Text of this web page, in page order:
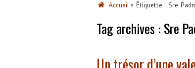
Accueil » Étiquette : Sre
Tag archives : Sre